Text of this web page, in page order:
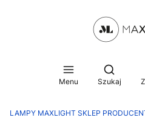
Menu
Otwórz
Szukaj
LAMPY MAXLIGHT SKLEP